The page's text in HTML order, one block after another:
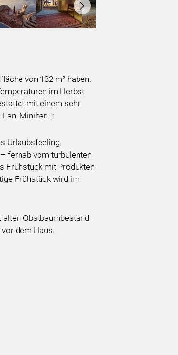
von 132 m² haben.
im Herbst
mit einem sehr
Minibar...;
Urlaubsfeeling,
fernab vom turbulenten
Frühstück mit Produkten
Frühstück wird im
Obstbaumbestand
dem Haus.